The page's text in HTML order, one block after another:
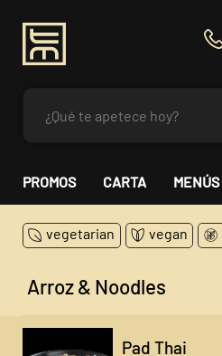
PROMOS CARTA MENÚS
vegetarian vegan
Arroz & Noodles
Pad Thai